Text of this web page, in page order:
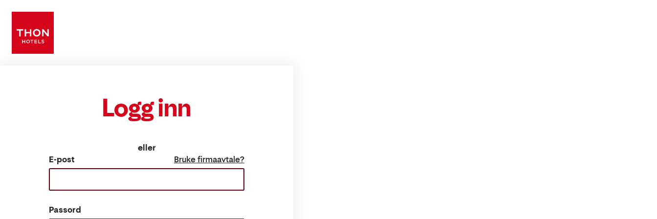
Logg inn
eller
E-post
Bruke firmaavtale?
Passord